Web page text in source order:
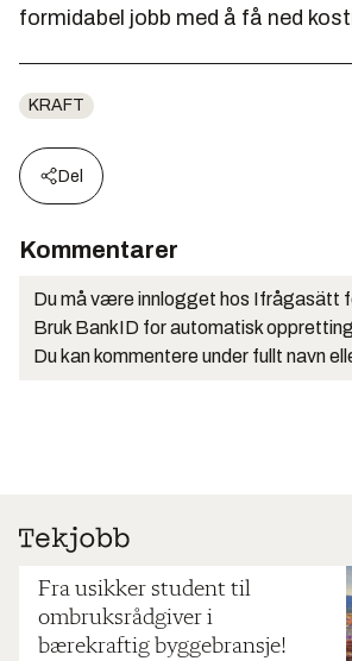
formidabel jobb med å få ned
KRAFT
Del
Kommentarer
Du må være innlogget hos Ifrågasätt
Bruk BankID for automatisk
Du kan kommentere under fullt navn
Fra usikker student til
ombruksrådgiver i
bærekraftig byggebransje!